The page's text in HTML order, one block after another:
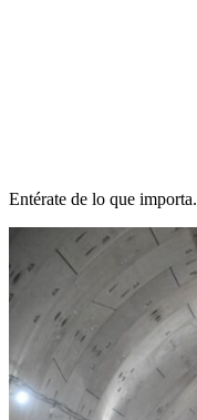
Entérate de lo que importa.